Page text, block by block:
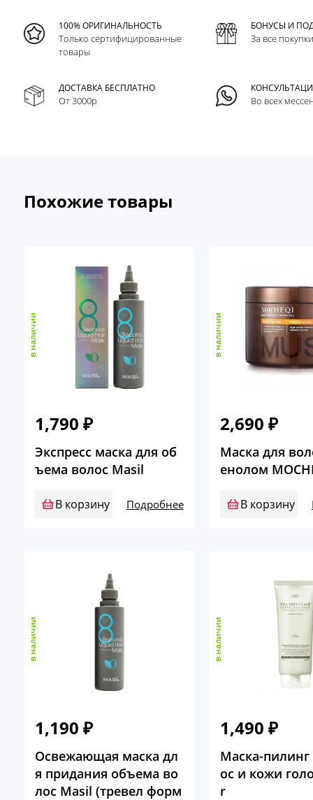
100% ОРИГИНАЛЬНОСТЬ
Только сертифицированные
товары
БОНУСЫ И
За все
ДОСТАВКА БЕСПЛАТНО
От 3000р Во всех
Похожие товары
1,790 ₽
в наличии
Экспресс маска для об
ъема волос Masil
В корзину Подробнее
2,690₽
в наличии
Маска для
енолом
В корзину
1,190 ₽
в наличии
Освежающая маска дл
я придания объема во
лос Masil (тревел форм
1,490₽
в наличии
Маска-пилинг
ос и кожи
r